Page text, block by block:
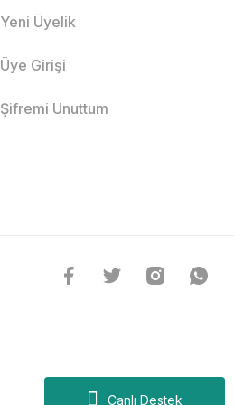
Canlı Destek
Yeni Üyelik
Üye Girişi
Şifremi Unuttum